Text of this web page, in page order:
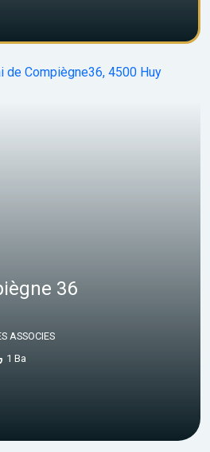
36
ASSOCIES
1 Ba